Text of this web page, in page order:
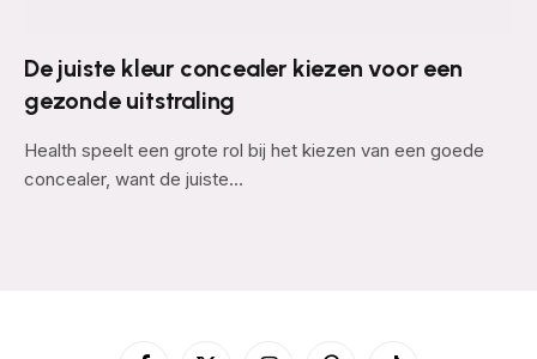
De juiste kleur concealer kiezen voor een
gezonde uitstraling
Health speelt een grote rol bij het kiezen van een goede
concealer, want de juiste…